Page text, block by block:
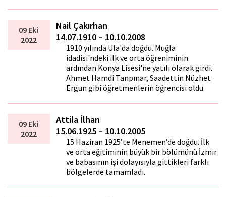
09 Eki
2022
Nail Çakırhan
14.07.1910 – 10.10.2008
1910 yılında Ula'da doğdu. Muğla
idadisi'ndeki ilk ve orta öğreniminin
ardından Konya Lisesi'ne yatılı olarak girdi.
Ahmet Hamdi Tanpınar, Saadettin Nüzhet
Ergun gibi öğretmenlerin öğrencisi oldu.
09 Eki
2022
Attila İlhan
15.06.1925 – 10.10.2005
15 Haziran 1925’te Menemen’de doğdu. İlk
ve orta eğitiminin büyük bir bölümünü İzmir
ve babasının işi dolayısıyla gittikleri farklı
bölgelerde tamamladı.